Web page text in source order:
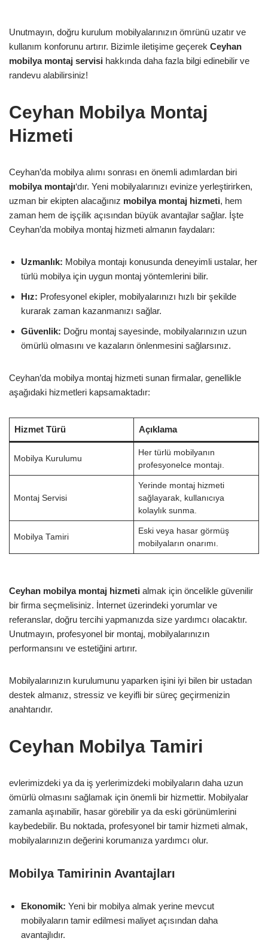
Unutmayın, doğru kurulum mobilyalarınızın ömrünü uzatır ve
kullanım konforunu artırır. Bizimle iletişime geçerek Ceyhan
mobilya montaj servisi hakkında daha fazla bilgi edinebilir ve
randevu alabilirsiniz!
Ceyhan Mobilya Montaj
Hizmeti
Ceyhan’da mobilya alımı sonrası en önemli adımlardan biri
mobilya montajı‘dır. Yeni mobilyalarınızı evinize yerleştirirken,
uzman bir ekipten alacağınız mobilya montaj hizmeti, hem
zaman hem de işçilik açısından büyük avantajlar sağlar. İşte
Ceyhan’da mobilya montaj hizmeti almanın faydaları:
Uzmanlık: Mobilya montajı konusunda deneyimli ustalar, her
türlü mobilya için uygun montaj yöntemlerini bilir.
Hız: Profesyonel ekipler, mobilyalarınızı hızlı bir şekilde
kurarak zaman kazanmanızı sağlar.
Güvenlik: Doğru montaj sayesinde, mobilyalarınızın uzun
ömürlü olmasını ve kazaların önlenmesini sağlarsınız.
Ceyhan’da mobilya montaj hizmeti sunan firmalar, genellikle
aşağıdaki hizmetleri kapsamaktadır:
Hizmet Türü Açıklama
Mobilya Kurulumu
Her türlü mobilyanın
profesyonelce montajı.
Montaj Servisi
Yerinde montaj hizmeti
sağlayarak, kullanıcıya
kolaylık sunma.
Mobilya Tamiri
Eski veya hasar görmüş
mobilyaların onarımı.
Ceyhan mobilya montaj hizmeti almak için öncelikle güvenilir
bir firma seçmelisiniz. İnternet üzerindeki yorumlar ve
referanslar, doğru tercihi yapmanızda size yardımcı olacaktır.
Unutmayın, profesyonel bir montaj, mobilyalarınızın
performansını ve estetiğini artırır.
Mobilyalarınızın kurulumunu yaparken işini iyi bilen bir ustadan
destek almanız, stressiz ve keyifli bir süreç geçirmenizin
anahtarıdır.
Ceyhan Mobilya Tamiri
evlerimizdeki ya da iş yerlerimizdeki mobilyaların daha uzun
ömürlü olmasını sağlamak için önemli bir hizmettir. Mobilyalar
zamanla aşınabilir, hasar görebilir ya da eski görünümlerini
kaybedebilir. Bu noktada, profesyonel bir tamir hizmeti almak,
mobilyalarınızın değerini korumanıza yardımcı olur.
Mobilya Tamirinin Avantajları
Ekonomik: Yeni bir mobilya almak yerine mevcut
mobilyaların tamir edilmesi maliyet açısından daha
avantajlıdır.